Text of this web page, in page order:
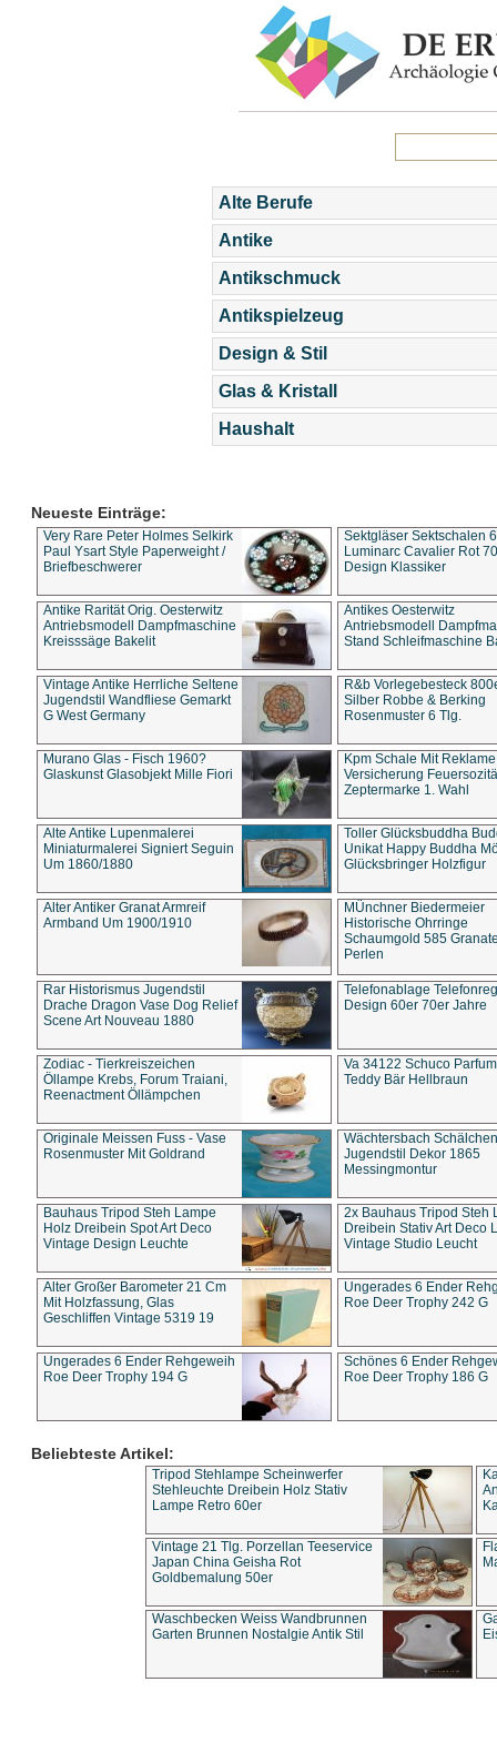
Alte Berufe
Antike
Antikschmuck
Antikspielzeug
Design & Stil
Glas & Kristall
Haushalt
Neueste Einträge:
Very Rare Peter Holmes Selkirk
Paul Ysart Style Paperweight /
Briefbeschwerer
Sektgläser Sektschalen
Luminarc Cavalier Rot
Design Klassiker
Antike Rarität Orig. Oesterwitz
Antriebsmodell Dampfmaschine
Kreisssäge Bakelit
Antikes Oesterwitz
Antriebsmodell
Stand Schleifmaschine
Vintage Antike Herrliche Seltene
Jugendstil Wandfliese Gemarkt
G West Germany
R&b Vorlegebesteck
Silber Robbe & Berking
Rosenmuster 6 Tlg.
Murano Glas - Fisch 1960?
Glaskunst Glasobjekt Mille Fiori
Kpm Schale Mit Reklame
Versicherung
Zeptermarke 1. Wahl
Alte Antike Lupenmalerei
Miniaturmalerei Signiert Seguin
Um 1860/1880
Toller Glücksbuddha
Unikat Happy Buddha
Glücksbringer Holzfigur
Alter Antiker Granat Armreif
Armband Um 1900/1910
MÜnchner Biedermeier
Historische Ohrringe
Schaumgold 585
Perlen
Rar Historismus Jugendstil
Drache Dragon Vase Dog Relief
Scene Art Nouveau 1880
Telefonablage
Design 60er 70er Jahre
Zodiac - Tierkreiszeichen
Öllampe Krebs, Forum Traiani,
Reenactment Öllämpchen
Va 34122 Schuco
Teddy Bär Hellbraun
Originale Meissen Fuss - Vase
Rosenmuster Mit Goldrand
Wächtersbach Schälchen
Jugendstil Dekor 1865
Messingmontur
Bauhaus Tripod Steh Lampe
Holz Dreibein Spot Art Deco
Vintage Design Leuchte
2x Bauhaus Tripod Steh
Dreibein Stativ Art Deco
Vintage Studio Leucht
Alter Großer Barometer 21 Cm
Mit Holzfassung, Glas
Geschliffen Vintage 5319 19
Ungerades 6 Ender
Roe Deer Trophy 242 G
Ungerades 6 Ender Rehgeweih
Roe Deer Trophy 194 G
Schönes 6 Ender
Roe Deer Trophy 186 G
Beliebteste Artikel:
Tripod Stehlampe Scheinwerfer
Stehleuchte Dreibein Holz Stativ
Lampe Retro 60er
Vintage 21 Tlg. Porzellan Teeservice
Japan China Geisha Rot
Goldbemalung 50er
Waschbecken Weiss Wandbrunnen
Garten Brunnen Nostalgie Antik Stil